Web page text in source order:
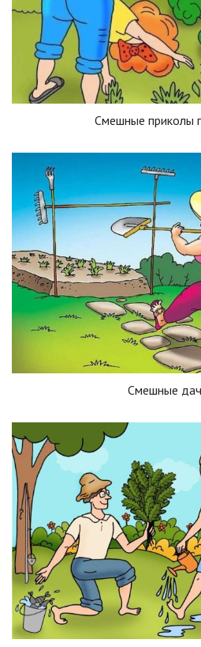
Смешные приколы
Смешные